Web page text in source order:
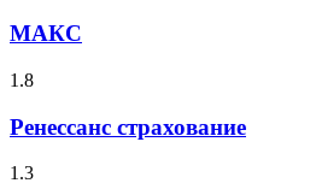
МАКС
1.8
Ренессанс страхование
1.3